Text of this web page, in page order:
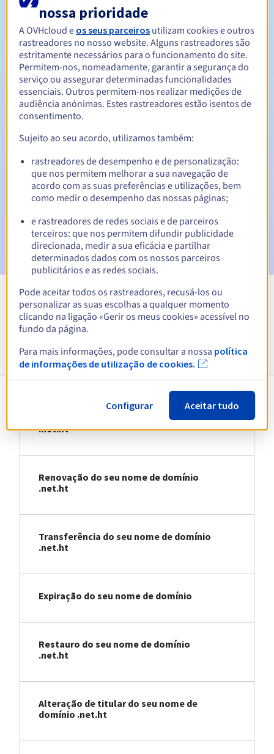
Período de renovação Entre 1 e 5 anos
Período de redenção 30 dias
Notificações automáticas:
60, 30, 15, 7 e 3 dias antes da data de
expiração
E-mail no dia da expiraçãopara notificar a suspensão do
nome de domínio
E-mail após o Redemption Grace Periodpara notificar a
eliminação do nome de domínio
Ver todas as extensões
Informações sobre .net.ht
Registo do seu nome de domínio
.net.ht
Renovação do seu nome de domínio
.net.ht
Transferência do seu nome de domínio
.net.ht
Expiração do seu nome de domínio
Restauro do seu nome de domínio
.net.ht
Alteração de titular do seu nome de
domínio .net.ht
nossa prioridade
A OVHcloud e os seus parceiros utilizam cookies e outros
rastreadores no nosso website. Alguns rastreadores são
estritamente necessários para o funcionamento do site.
Permitem-nos, nomeadamente, garantir a segurança do
serviço ou assegurar determinadas funcionalidades
essenciais. Outros permitem-nos realizar medições de
audiência anónimas. Estes rastreadores estão isentos de
consentimento.
Sujeito ao seu acordo, utilizamos também:
rastreadores de desempenho e de personalização:
que nos permitem melhorar a sua navegação de
acordo com as suas preferências e utilizações, bem
como medir o desempenho das nossas páginas;
e rastreadores de redes sociais e de parceiros
terceiros: que nos permitem difundir publicidade
direcionada, medir a sua eficácia e partilhar
determinados dados com os nossos parceiros
publicitários e as redes sociais.
Pode aceitar todos os rastreadores, recusá-los ou
personalizar as suas escolhas a qualquer momento
clicando na ligação «Gerir os meus cookies» acessível no
fundo da página.
Para mais informações, pode consultar a nossa política
de informações de utilização de cookies.
Configurar Aceitar tudo